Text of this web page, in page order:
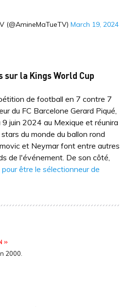
(@AmineMaTueTV) March 19, 2024
la Kings World Cup
de football en 7 contre 7
du FC Barcelone Gerard Piqué,
juin 2024 au Mexique et réunira
du monde du ballon rond
et Neymar font entre autres
de l'événement. De son côté,
être le sélectionneur de
»
2000.